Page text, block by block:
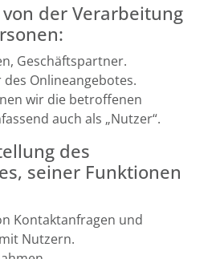
der Verarbeitung
Geschäftspartner.
Onlineangebotes.
wir die betroffenen
auch als „Nutzer“.
des
seiner Funktionen
Kontaktanfragen und
Nutzern.